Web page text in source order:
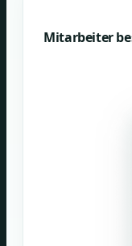
Mitarbeiter